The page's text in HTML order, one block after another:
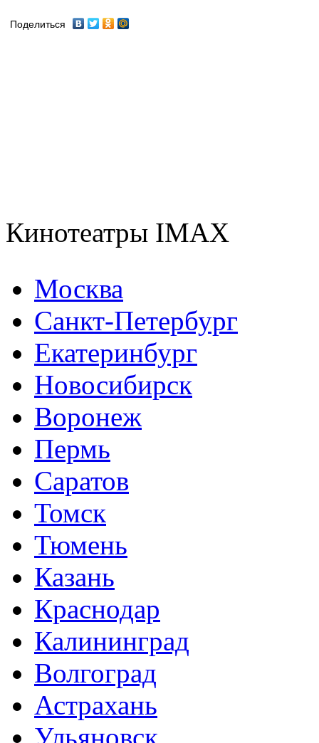
Поделиться
Кинотеатры IMAX
Москва
Санкт-Петербург
Екатеринбург
Новосибирск
Воронеж
Пермь
Саратов
Томск
Тюмень
Казань
Краснодар
Калининград
Волгоград
Астрахань
Ульяновск